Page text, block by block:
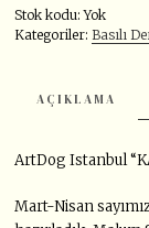
Stok kodu:Yok
Kategoriler:Basılı
AÇIKLAMA
ArtDog Istanbul
Mart-Nisan